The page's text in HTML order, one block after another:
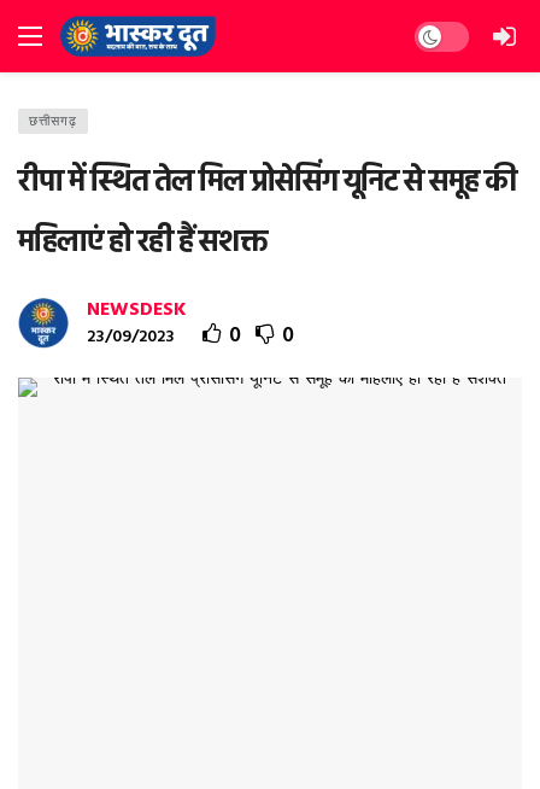
Dark mode
छत्तीसगढ़
रीपा में स्थित तेल मिल प्रोसेसिंग यूनिट से समूह की
महिलाएं हो रही हैं सशक्त
NEWSDESK
23/09/2023 0 0